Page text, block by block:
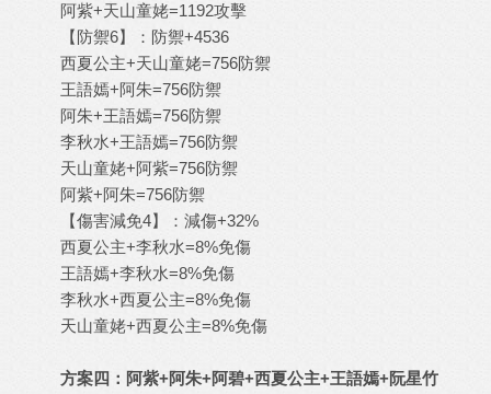
阿紫+天山童姥=1192攻擊
【防禦6】：防禦+4536
西夏公主+天山童姥=756防禦
王語嫣+阿朱=756防禦
阿朱+王語嫣=756防禦
李秋水+王語嫣=756防禦
天山童姥+阿紫=756防禦
阿紫+阿朱=756防禦
【傷害減免4】：減傷+32%
西夏公主+李秋水=8%免傷
王語嫣+李秋水=8%免傷
李秋水+西夏公主=8%免傷
天山童姥+西夏公主=8%免傷
方案四：阿紫+阿朱+阿碧+西夏公主+王語嫣+阮星竹